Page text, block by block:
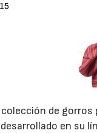
de
en su